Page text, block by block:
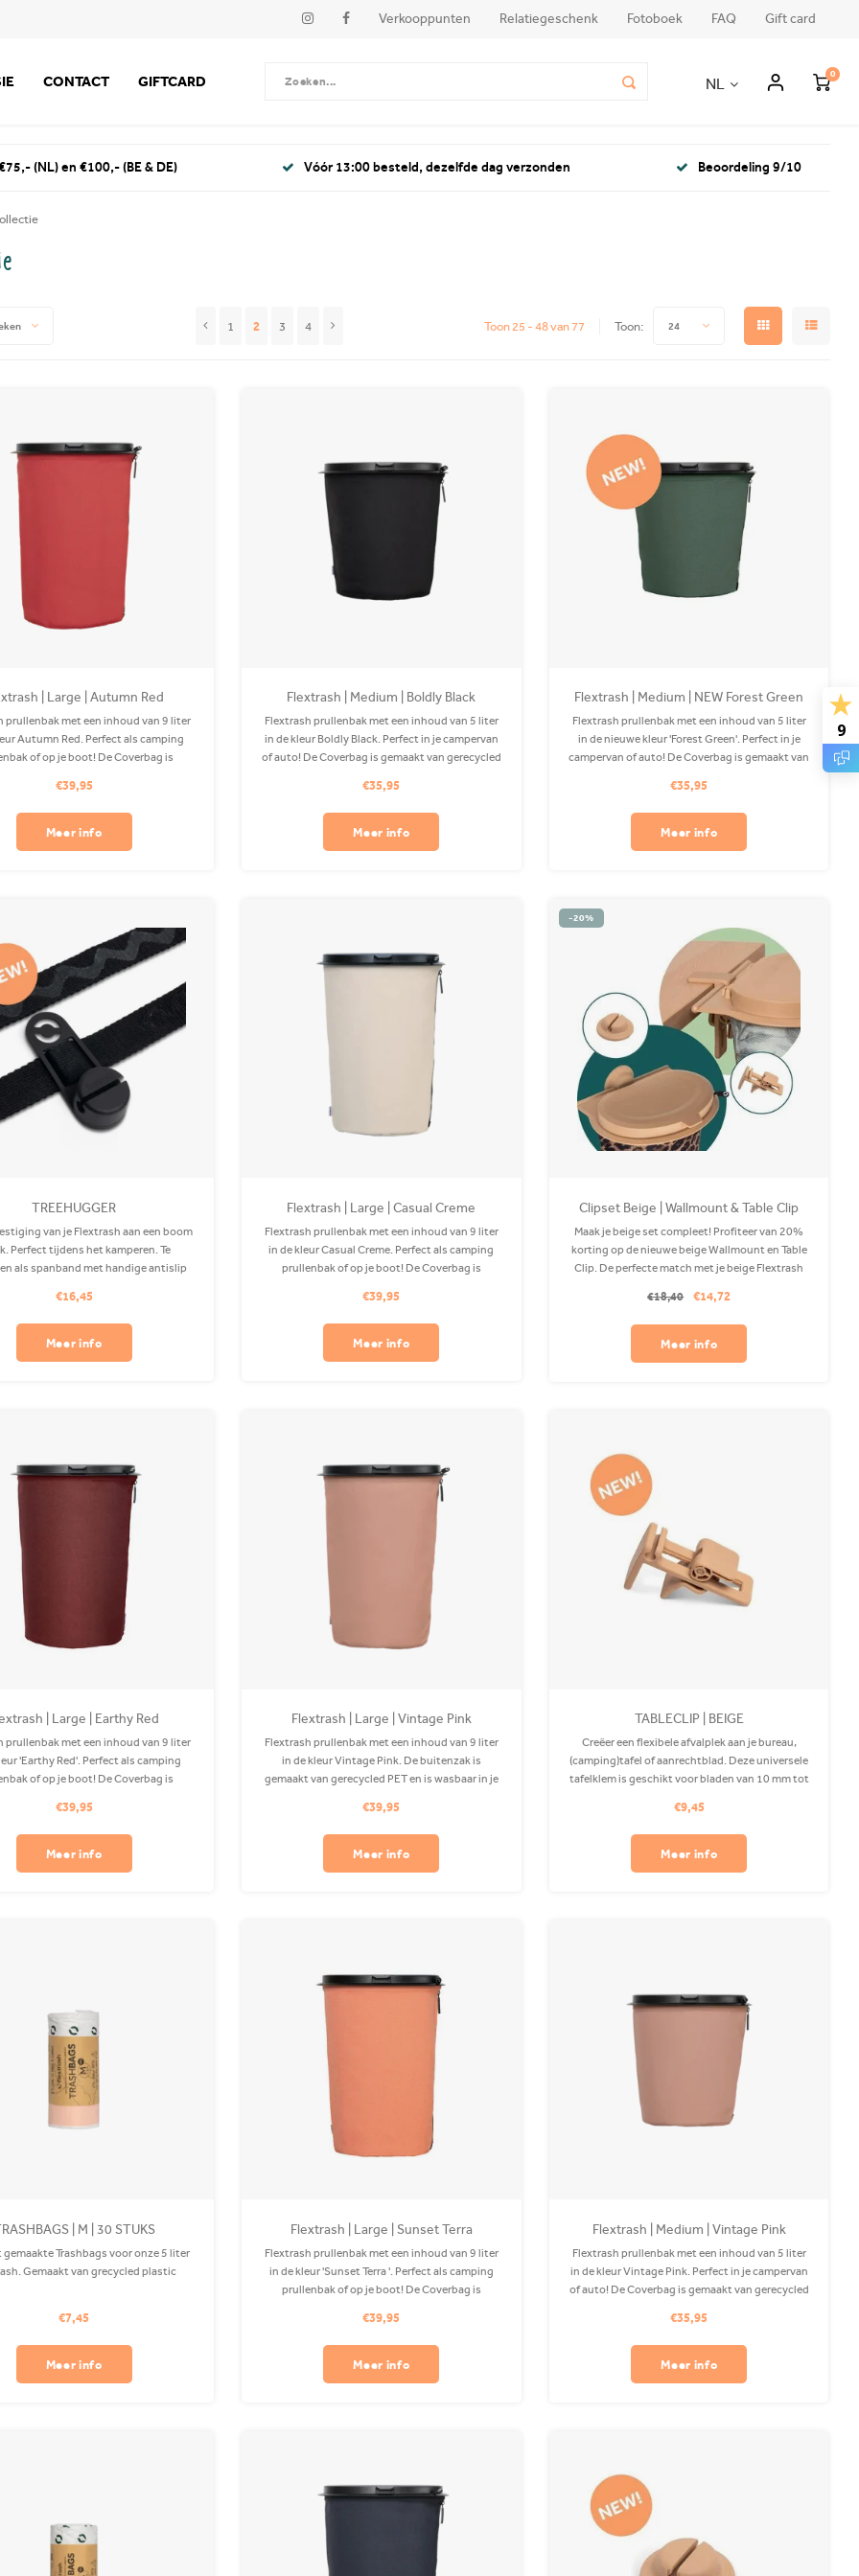
9
Verkooppunten Relatiegeschenk Fotoboek FAQ Gift card
CONTACT GIFTCARD NL
0
(NL) en €100,- (BE & DE) Vóór 13:00 besteld, dezelfde dag verzonden Beoordeling 9/10
1 2 3 4 Toon 25 - 48 van 77 Toon: 24
| Large | Autumn Red
prullenbak met een inhoud van 9 liter
Autumn Red. Perfect als camping
of op je boot! De Coverbag is
Clips apart verkrijgbaar.
€39,95
Meer info
Flextrash | Medium | Boldly Black
Flextrash prullenbak met een inhoud van 5 liter
in de kleur Boldly Black. Perfect in je campervan
of auto! De Coverbag is gemaakt van gerecycled
verkrijgbaar.
€35,95
Meer info
Flextrash | Medium | NEW Forest Green
Flextrash prullenbak met een inhoud van 5 liter
in de nieuwe kleur 'Forest Green'. Perfect in je
campervan of auto! De Coverbag is gemaakt van
Clips apart verkrijgbaar.
€35,95
Meer info
TREEHUGGER
van je Flextrash aan een boom
Perfect tijdens het kamperen. Te
als spanband met handige antislip
kan draaien zodat je de clip
én verticaal kunt gebruiken.
€16,45
Meer info
Flextrash | Large | Casual Creme
Flextrash prullenbak met een inhoud van 9 liter
in de kleur Casual Creme. Perfect als camping
prullenbak of op je boot! De Coverbag is
wasmachine. Clips apart verkrijgbaar.
€39,95
Meer info
-20%
Clipset Beige | Wallmount & Table Clip
Maak je beige set compleet! Profiteer van 20%
korting op de nieuwe beige Wallmount en Table
Clip. De perfecte match met je beige Flextrash
of huis. Overal je Flextrash binnen handbereik!
€18,40 €14,72
Meer info
| Large | Earthy Red
prullenbak met een inhoud van 9 liter
'Earthy Red'. Perfect als camping
of op je boot! De Coverbag is
Bevestigingsclips zijn apart
verkrijgbaar.
€39,95
Meer info
Flextrash | Large | Vintage Pink
Flextrash prullenbak met een inhoud van 9 liter
in de kleur Vintage Pink. De buitenzak is
gemaakt van gerecycled PET en is wasbaar in je
verkrijgbaar.
€39,95
Meer info
TABLECLIP | BEIGE
Creëer een flexibele afvalplek aan je bureau,
(camping)tafel of aanrechtblad. Deze universele
tafelklem is geschikt voor bladen van 10 mm tot
Bevestiging zonder boren of schroeven.
€9,45
Meer info
| M | 30 STUKS
gemaakte Trashbags voor onze 5 liter
Gemaakt van grecycled plastic
€7,45
Meer info
Flextrash | Large | Sunset Terra
Flextrash prullenbak met een inhoud van 9 liter
in de kleur 'Sunset Terra '. Perfect als camping
prullenbak of op je boot! De Coverbag is
wasmachine. Clips apart verkrijgbaar.
€39,95
Meer info
Flextrash | Medium | Vintage Pink
Flextrash prullenbak met een inhoud van 5 liter
in de kleur Vintage Pink. Perfect in je campervan
of auto! De Coverbag is gemaakt van gerecycled
verkrijgbaar.
€35,95
Meer info